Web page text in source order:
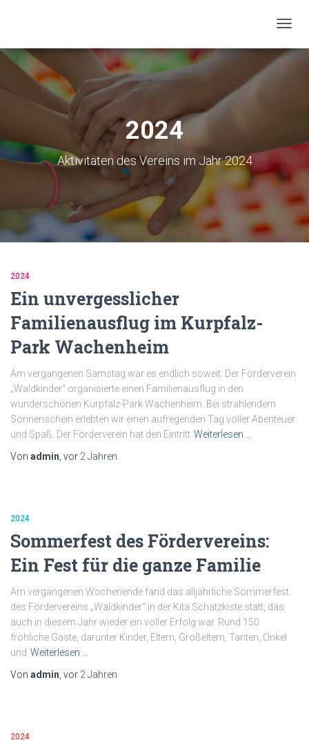
2024
Aktivitäten des Vereins im Jahr 2024
2024
Ein unvergesslicher
Familienausflug im Kurpfalz-
Park Wachenheim
Am vergangenen Samstag war es endlich soweit: Der Förderverein
„Waldkinder“ organisierte einen Familienausflug in den
wunderschönen Kurpfalz-Park Wachenheim. Bei strahlendem
Sonnenschein erlebten wir einen aufregenden Tag voller Abenteuer
und Spaß. Der Förderverein hat den Eintritt Weiterlesen …
Von admin , vor 2 Jahren
2024
Sommerfest des Fördervereins:
Ein Fest für die ganze Familie
Am vergangenen Wochenende fand das alljährliche Sommerfest
des Fördervereins „Waldkinder“ in der Kita Schatzkiste statt, das
auch in diesem Jahr wieder ein voller Erfolg war. Rund 150
fröhliche Gäste, darunter Kinder, Eltern, Großeltern, Tanten, Onkel
und Weiterlesen …
Von admin , vor 2 Jahren
2024